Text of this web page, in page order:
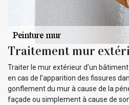
Traitement mur
Traiter le mur extérieur d’un
en cas de l’apparition des fissures
gonflement du mur à cause de la
façade ou simplement à cause de